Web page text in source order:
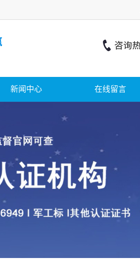
新闻中心 在线留言